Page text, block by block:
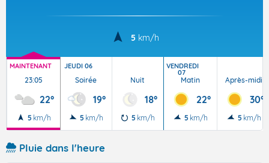
5 km/h
MAINTENANT
23:05
22°
5 km/h
JEUDI 06
Soirée
19°
5 km/h
Nuit
18°
5 km/h
VENDREDI
07
Matin
22°
5 km/h
Après-midi
30°
5 km/h
Pluie dans l'heure